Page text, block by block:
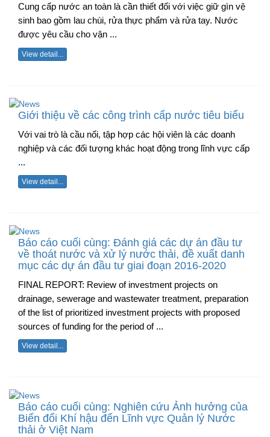
Cung cấp nước an toàn là cần thiết đối với việc giữ gìn vệ
sinh bao gồm lau chùi, rửa thực phẩm và rửa tay. Nước
được yêu cầu cho vận ...
View detail...
Giới thiệu về các công trình cấp nước tiêu biểu
Với vai trò là cầu nối, tập hợp các hội viên là các doanh
nghiệp và các đối tượng khác hoạt động trong lĩnh vực cấp
...
View detail...
Báo cáo cuối cùng: Đánh giá các dự án đầu tư
về thoát nước và xử lý nước thải, đề xuất danh
mục các dự án đầu tư giai đoạn 2016-2020
FINAL REPORT: Review of investment projects on
drainage, sewerage and wastewater treatment, preparation
of the list of prioritized investment projects with proposed
sources of funding for the period of ...
View detail...
Báo cáo cuối cùng: Nghiên cứu Ảnh hưởng của
Biến đổi Khí hậu đến Lĩnh vực Quản lý Nước
thải ở Việt Nam